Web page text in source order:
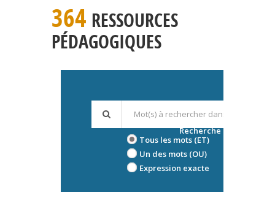
364 RESSOURCES
PÉDAGOGIQUES
Tous les mots (ET)
Un des mots (OU)
Expression exacte
Recherche avancée